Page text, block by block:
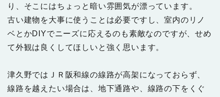
り、そこにはちょっと暗い雰囲気が漂っています。
古い建物を大事に使うことは必要ですし、室内のリノ
ベとかDIYでニーズに応えるのも素敵なのですが、せめ
て外観は良くしてほしいと強く思います。
津久野ではＪＲ阪和線の線路が高架になっておらず、
線路を越えたい場合は、地下通路や、線路の下をくぐ